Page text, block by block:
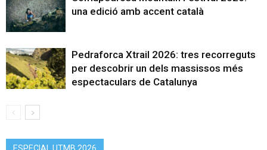
una edició amb accent català
Pedraforca Xtrail 2026: tres recorreguts
per descobrir un dels massissos més
espectaculars de Catalunya